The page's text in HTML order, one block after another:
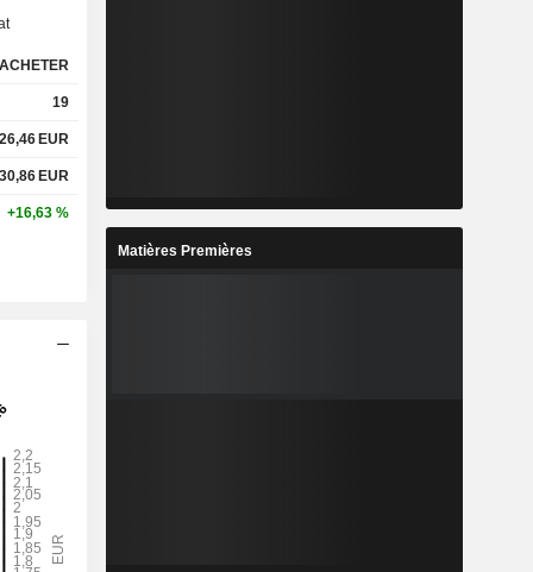
ACHETER
19
26,46 EUR
30,86 EUR
+16,63 %
Matières Premières